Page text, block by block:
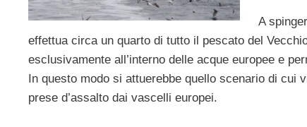
A
effettua circa un quarto di tutto il pescato del
esclusivamente all’interno delle acque europee e
In questo modo si attuerebbe quello scenario di cui
prese d’assalto dai vascelli europei.